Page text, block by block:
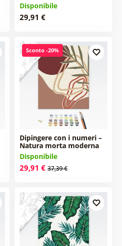
Disponibile
29,91 €
Sconto -20%
Dipingere con i numeri –
Natura morta moderna
Disponibile
29,91 € 37,39 €